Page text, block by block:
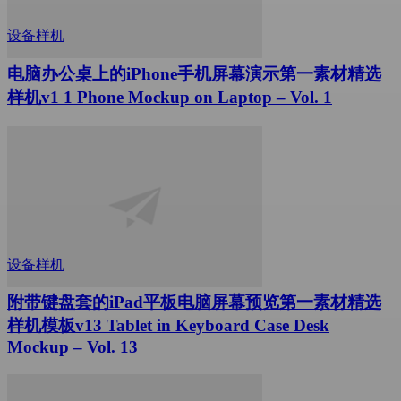
设备样机
电脑办公桌上的iPhone手机屏幕演示第一素材精选
样机v1 1 Phone Mockup on Laptop – Vol. 1
设备样机
附带键盘套的iPad平板电脑屏幕预览第一素材精选
样机模板v13 Tablet in Keyboard Case Desk
Mockup – Vol. 13